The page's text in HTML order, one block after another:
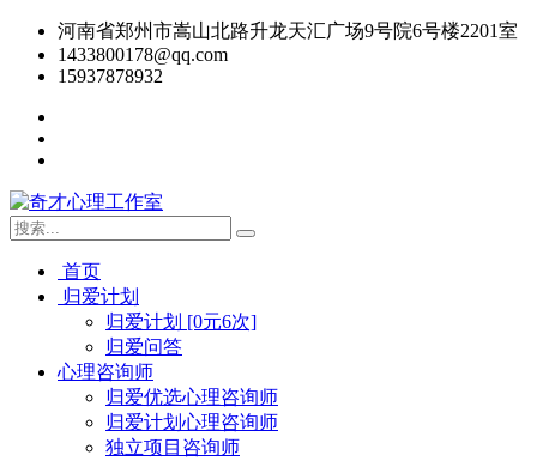
河南省郑州市嵩山北路升龙天汇广场9号院6号楼2201室
1433800178@qq.com
15937878932
首页
归爱计划
归爱计划 [0元6次]
归爱问答
心理咨询师
归爱优选心理咨询师
归爱计划心理咨询师
独立项目咨询师